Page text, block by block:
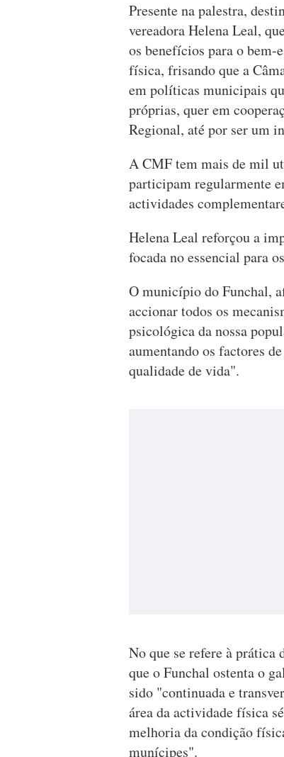
Presente na palestra,
vereadora Helena Leal,
os benefícios para o bem-
física, frisando que a
em políticas municipais
próprias, quer em
Regional, até por ser um
A CMF tem mais de mil
participam regularmente
actividades
Helena Leal reforçou a
focada no essencial para
O município do Funchal,
accionar todos os
psicológica da nossa
aumentando os factores
qualidade de vida".
No que se refere à
que o Funchal ostenta o
sido "continuada e
área da actividade física
melhoria da condição
munícipes".